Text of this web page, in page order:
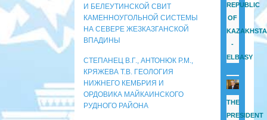
И БЕЛЕУТИНСКОЙ СВИТ
КАМЕННОУГОЛЬНОЙ СИСТЕМЫ
НА СЕВЕРЕ ЖЕЗКАЗГАНСКОЙ
ВПАДИНЫ
СТЕПАНЕЦ В.Г., АНТОНЮК Р.М.,
КРЯЖЕВА Т.В. ГЕОЛОГИЯ
НИЖНЕГО КЕМБРИЯ И
ОРДОВИКА МАЙКАИНСКОГО
РУДНОГО РАЙОНА
REPUBLIC
OF
-
ELBASY
THE
PRESIDENT